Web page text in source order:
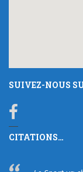
SUIVEZ-NOUS
CITATIONS…